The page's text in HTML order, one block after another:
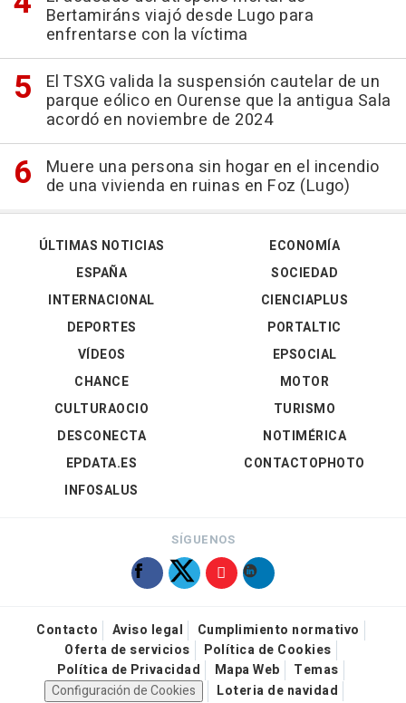
Bertamiráns viajó desde Lugo para
enfrentarse con la víctima
El TSXG valida la suspensión cautelar de un
parque eólico en Ourense que la antigua Sala
acordó en noviembre de 2024
Muere una persona sin hogar en el incendio
de una vivienda en ruinas en Foz (Lugo)
ÚLTIMAS NOTICIAS
ESPAÑA
INTERNACIONAL
DEPORTES
VÍDEOS
ECONOMÍA
SOCIEDAD
CIENCIAPLUS
PORTALTIC
EPSOCIAL
CHANCE
CULTURAOCIO
DESCONECTA
EPDATA.ES
INFOSALUS
MOTOR
TURISMO
NOTIMÉRICA
CONTACTOPHOTO
SÍGUENOS
Contacto Aviso legal
Cumplimiento normativo
Oferta de servicios
Política de Cookies
Política de Privacidad
Mapa Web
Temas
Configuración de Cookies
Loteria de navidad